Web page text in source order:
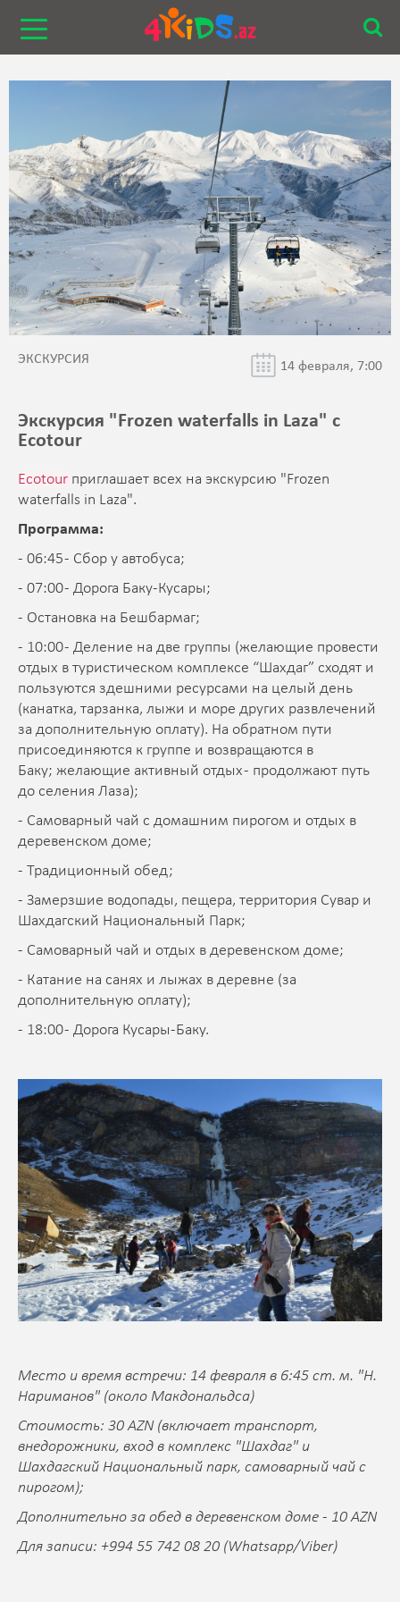
ЭКСКУРСИЯ 14 февраля, 7:00
Экскурсия "Frozen waterfalls in Laza" с
Ecotour
Ecotour приглашает всех на экскурсию "Frozen
waterfalls in Laza".
Программа:
- 06:45 - Сбор у автобуса;
- 07:00 - Дорога Баку-Кусары;
- Остановка на Бешбармаг;
- 10:00 - Деление на две группы (желающие провести
отдых в туристическом комплексе “Шахдаг” сходят и
пользуются здешними ресурсами на целый день
(канатка, тарзанка, лыжи и море других развлечений
за дополнительную оплату). На обратном пути
присоединяются к группе и возвращаются в
Баку; желающие активный отдых - продолжают путь
до селения Лаза);
- Самоварный чай с домашним пирогом и отдых в
деревенском доме;
- Традиционный обед;
- Замерзшие водопады, пещера, территория Сувар и
Шахдагский Национальный Парк;
- Самоварный чай и отдых в деревенском доме;
- Катание на санях и лыжах в деревне (за
дополнительную оплату);
- 18:00 - Дорога Кусары-Баку.
Место и время встречи: 14 февраля в 6:45 ст. м. "Н.
Нариманов" (около Макдональдса)
Стоимость: 30 AZN (включает транспорт,
внедорожники, вход в комплекс "Шахдаг" и
Шахдагский Национальный парк, самоварный чай с
пирогом);
Дополнительно за обед в деревенском доме - 10 AZN
Для записи: +994 55 742 08 20 (Whatsapp/Viber)